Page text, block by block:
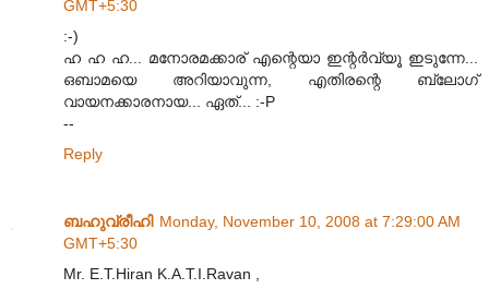
GMT+5:30
:-)
ഹ ഹ ഹ... മനോരമക്കാര് എന്റെയാ ഇന്റര്‍വ്യൂ ഇടുന്നേ...
ഒബാമയെ അറിയാവുന്ന, എതിരന്റെ ബ്ലോഗ്
വായനക്കാരനായ... ഏത്... :-P
--
Reply
ബഹുവ്രീഹി Monday, November 10, 2008 at 7:29:00 AM
GMT+5:30
Mr. E.T.Hiran K.A.T.I.Ravan ,